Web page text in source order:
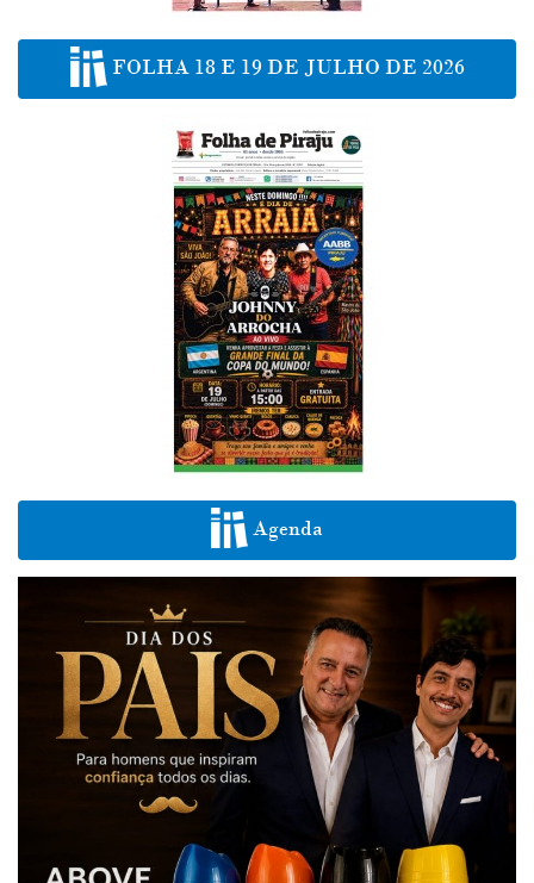
FOLHA 18 E 19 DE JULHO DE 2026
Agenda